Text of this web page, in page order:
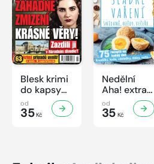
Blesk krimi
do kapsy
č.7/2026
od
35Kč
Nedělní
Aha! extra
č.3/2026
Úsporná
od
35Kč